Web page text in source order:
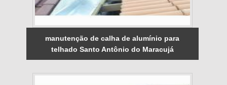
manutenção de calha de alumínio para
telhado Santo Antônio do Maracujá